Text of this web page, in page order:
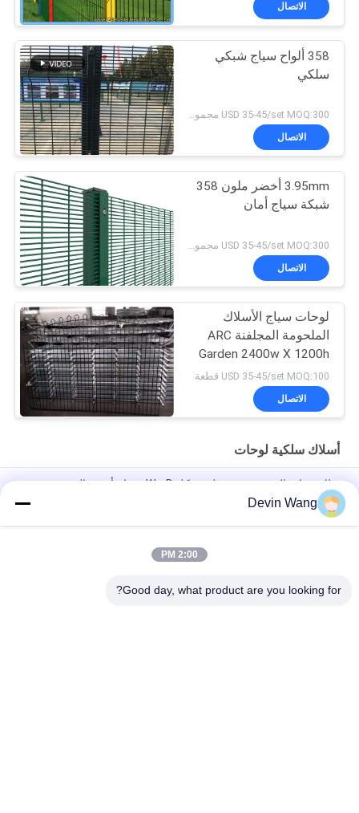
الاتصال
358 ألواح سياج شبكي
سلكي
USD 35-45/set MOQ:300 مجموعة
الاتصال
3.95mm أخضر ملون 358
شبكة سياج أمان
USD 35-45/set MOQ:300 مجموعة
الاتصال
لوحات سياج الأسلاك
الملحومة المجلفنة ARC
Garden 2400w X 1200h
USD 35-45/set MOQ:100 قطعة
الاتصال
أسلاك سلكية لوحات
نظام سياج باليسيد معدني على شكل D و W، سياج أمني باليسيد
ملحقات سياج الحاجز لمحطة برج الاتصالات مع غلاف حار DIP
الأمن مكافحة التسلق السياج الفولاذ الأمن العالي الأسوار شبكة الأسلاك
Devin Wang
2:00 PM
Good day, what product are you looking for?